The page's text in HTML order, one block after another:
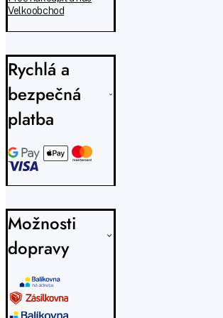
Velkoobchod
Rychlá a
bezpečná
platba
Možnosti
dopravy